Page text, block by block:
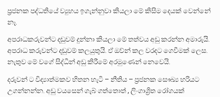
ප්‍රජනක පද්ධතියේ ව්‍යුහය ඉගැන්නුවා කියලා මේ කිසිම දෙයක් වෙන්නේ
නෑ.
අපරාධකරුවන්ට දඬුවම් දුන්නා කියලා මේ තත්වය අඩු කරන්න අමාරුයි.
අපරාධ කරුවන්ට දඬුවම් කලයුතුයි. ඒ ඔව්න් කල වරදට ගෙවීමක් ලෙස.
නැතුව මේ වගේ සිද්ධීන් අඩු කිරීමේ අරමුණෙන් නෙවෙයි.
දරුවන් ට විද්‍යාත්මකව හිතන හැටි – නීතිය – ප්‍රජනක සෞඛ්‍ය හරියට
උගන්නන්න. අඩු වයසෙන් ගැබ් ගත්තොත් , ලිංගාශ්‍රිත රෝගයක්